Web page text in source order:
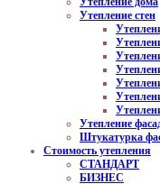
Утепление стен
Утепление
Штукатурка
Стоимость утепления
СТАНДАРТ
БИЗНЕС